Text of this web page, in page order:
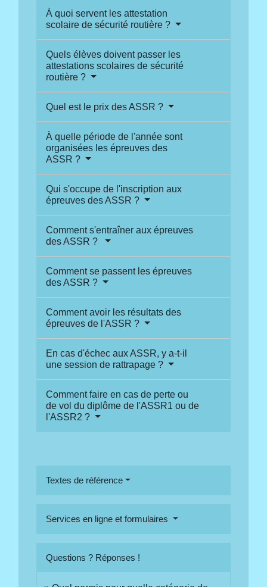
À quoi servent les attestation
scolaire de sécurité routière ?
Quels élèves doivent passer les
attestations scolaires de sécurité
routière ?
Quel est le prix des ASSR ?
À quelle période de l'année sont
organisées les épreuves des
ASSR ?
Qui s'occupe de l'inscription aux
épreuves des ASSR ?
Comment s'entraîner aux épreuves
des ASSR ?
Comment se passent les épreuves
des ASSR ?
Comment avoir les résultats des
épreuves de l'ASSR ?
En cas d'échec aux ASSR, y a-t-il
une session de rattrapage ?
Comment faire en cas de perte ou
de vol du diplôme de l'ASSR1 ou de
l'ASSR2 ?
Textes de référence
Services en ligne et formulaires
Questions ? Réponses !